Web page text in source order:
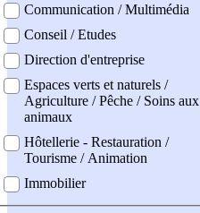
Communication / Multimédia
Conseil / Etudes
Direction d'entreprise
Espaces verts et naturels /
Agriculture / Pêche / Soins aux
animaux
Hôtellerie - Restauration /
Tourisme / Animation
Immobilier